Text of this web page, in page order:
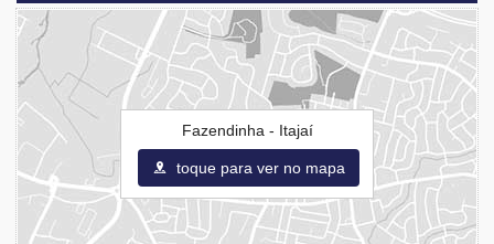
Fazendinha - Itajaí
toque para ver no mapa